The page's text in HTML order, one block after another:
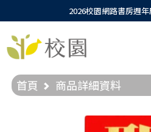
2026校園網路書房週
首頁 商品詳細資料